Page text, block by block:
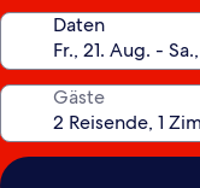
Daten
Gäste